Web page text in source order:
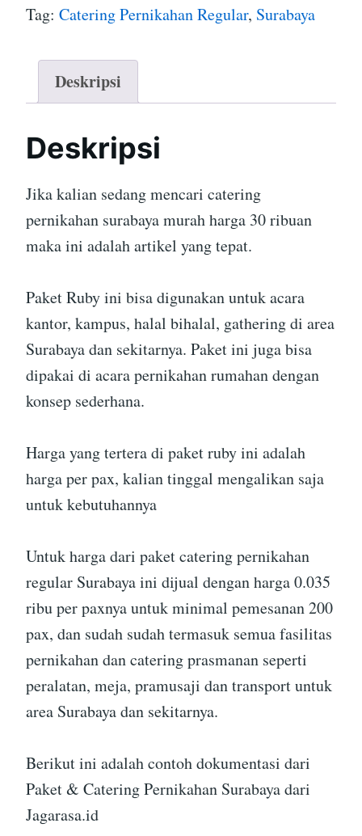
Tag: Catering Pernikahan Regular, Surabaya
Deskripsi
Deskripsi
Jika kalian sedang mencari catering
pernikahan surabaya murah harga 30 ribuan
maka ini adalah artikel yang tepat.
Paket Ruby ini bisa digunakan untuk acara
kantor, kampus, halal bihalal, gathering di area
Surabaya dan sekitarnya. Paket ini juga bisa
dipakai di acara pernikahan rumahan dengan
konsep sederhana.
Harga yang tertera di paket ruby ini adalah
harga per pax, kalian tinggal mengalikan saja
untuk kebutuhannya
Untuk harga dari paket catering pernikahan
regular Surabaya ini dijual dengan harga 0.035
ribu per paxnya untuk minimal pemesanan 200
pax, dan sudah sudah termasuk semua fasilitas
pernikahan dan catering prasmanan seperti
peralatan, meja, pramusaji dan transport untuk
area Surabaya dan sekitarnya.
Berikut ini adalah contoh dokumentasi dari
Paket & Catering Pernikahan Surabaya dari
Jagarasa.id